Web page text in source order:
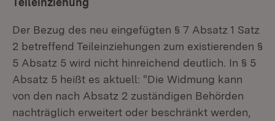
Der Bezug des neu eingefügten § 7 Absatz 1 Satz
2 betreffend Teileinziehungen zum existierenden §
5 Absatz 5 wird nicht hinreichend deutlich. In § 5
Absatz 5 heißt es aktuell: "Die Widmung kann
von den nach Absatz 2 zuständigen Behörden
nachträglich erweitert oder beschränkt werden,